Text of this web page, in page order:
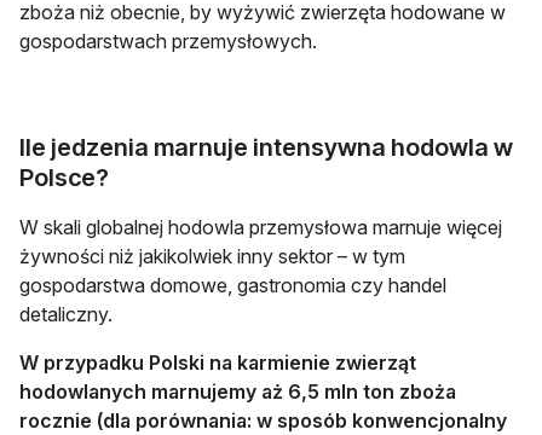
zboża niż obecnie, by wyżywić zwierzęta hodowane w
gospodarstwach przemysłowych.
Ile jedzenia marnuje intensywna hodowla w
Polsce?
W skali globalnej hodowla przemysłowa marnuje więcej
żywności niż jakikolwiek inny sektor – w tym
gospodarstwa domowe, gastronomia czy handel
detaliczny.
W przypadku Polski na karmienie zwierząt
hodowlanych marnujemy aż 6,5 mln ton zboża
rocznie (dla porównania: w sposób konwencjonalny